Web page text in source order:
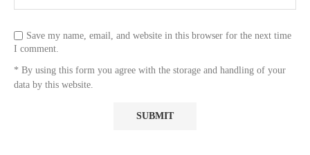
Save my name, email, and website in this browser for the next time
I comment.
* By using this form you agree with the storage and handling of your
data by this website.